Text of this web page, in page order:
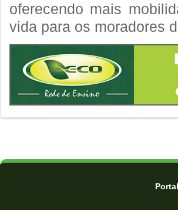
oferecendo mais
vida para os moradores